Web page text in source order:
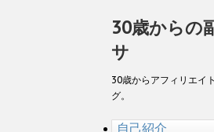
30歳からの
サ
30歳からアフィリエイ
グ。
自己紹介